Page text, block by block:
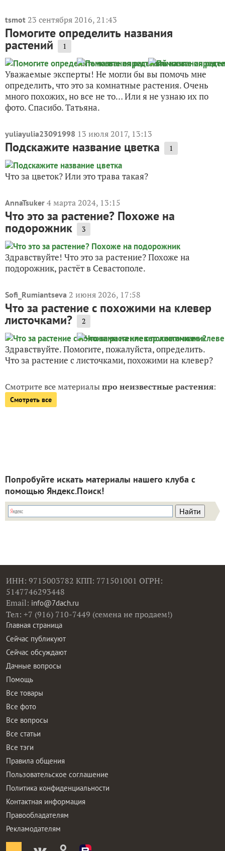
tsmot 23 сентября 2016, 21:43
Помогите определить названия
растений 1
Уважаемые эксперты! Не могли бы вы помочь мне
определить, что это за комнатные растения. Очень
много похожих, но все не то… Или я не узнаю их по
фото. Спасибо. Татьяна.
yuliayulia23091998 13 июля 2017, 13:13
Подскажите название цветка 1
Что за цветок? Или это трава такая?
AnnaTsuker 4 марта 2024, 13:15
Что это за растение? Похоже на
подорожник 3
Здравствуйте! Что это за растение? Похоже на
подорожник, растёт в Севастополе.
Sofi_Rumiantseva 2 июня 2026, 17:58
Что за растение с похожими на клевер
листочками? 2
Здравствуйте. Помогите, пожалуйста, определить.
Что за растение с листочками, похожими на клевер?
Смотрите все материалыпро неизвестные растения:
Смотреть все
Попробуйте искать материалы нашего клуба с
помощью Яндекс.Поиск!
ИНН: 9715003782 КПП: 771501001 ОГРН:
5147746293448
Email: info@7dach.ru
Тел: +7 (916) 710-7449 (семена не продаем!)
Главная страница
Сейчас публикуют
Сейчас обсуждают
Дачные вопросы
Помощь
Все товары
Все фото
Все вопросы
Все статьи
Все тэги
Правила общения
Пользовательское соглашение
Политика конфиденциальности
Контактная информация
Правообладателям
Рекламодателям